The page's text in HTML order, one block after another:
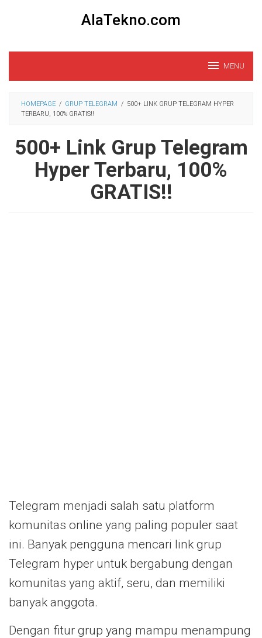
AlaTekno.com
MENU
HOMEPAGE / GRUP TELEGRAM / 500+ LINK GRUP TELEGRAM HYPER
TERBARU, 100% GRATIS!!
500+ Link Grup Telegram
Hyper Terbaru, 100%
GRATIS!!
Telegram menjadi salah satu platform
komunitas online yang paling populer saat
ini. Banyak pengguna mencari link grup
Telegram hyper untuk bergabung dengan
komunitas yang aktif, seru, dan memiliki
banyak anggota.
Dengan fitur grup yang mampu menampung